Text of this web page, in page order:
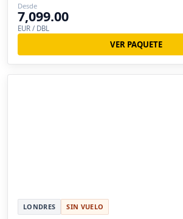
Desde
7,099.00
EUR / DBL
VER PAQUETE
LONDRES SIN VUELO